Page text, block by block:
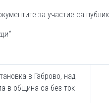
за участие са
в Габрово, над
в община са без ток